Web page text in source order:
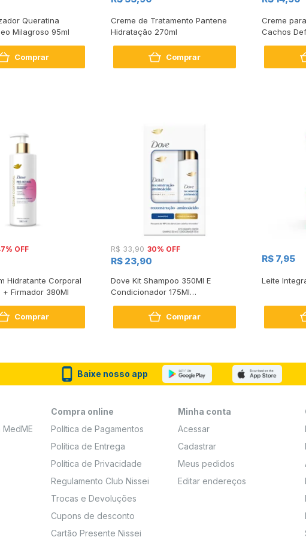
Queratina
Milagroso 95ml
Comprar
Creme de Tratamento Pantene
Hidratação 270ml
Comprar
Creme
Cachos
OFF
Hidratante Corporal
+ Firmador 380Ml
Comprar
R$ 33,90 30% OFF
R$ 23,90
Dove Kit Shampoo 350Ml E
Condicionador 175Ml
Comprar
R$ 7,95
Leite
Baixe nosso app
MedME
Compra online
Política de Pagamentos
Política de Entrega
Política de Privacidade
Regulamento Club Nissei
Trocas e Devoluções
Cupons de desconto
Cartão Presente Nissei
Minha conta
Acessar
Cadastrar
Meus pedidos
Editar endereços